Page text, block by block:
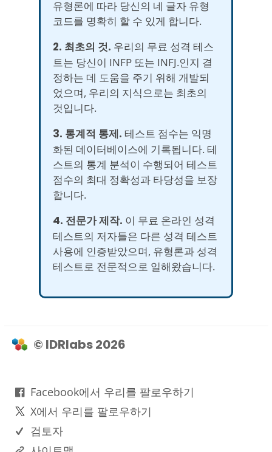
유형론에 따라 당신의 네 글자 유형
코드를 명확히 할 수 있게 합니다.
2. 최초의 것. 우리의 무료 성격 테스
트는 당신이 INFP 또는 INFJ.인지 결
정하는 데 도움을 주기 위해 개발되
었으며, 우리의 지식으로는 최초의
것입니다.
3. 통계적 통제. 테스트 점수는 익명
화된 데이터베이스에 기록됩니다. 테
스트의 통계 분석이 수행되어 테스트
점수의 최대 정확성과 타당성을 보장
합니다.
4. 전문가 제작. 이 무료 온라인 성격
테스트의 저자들은 다른 성격 테스트
사용에 인증받았으며, 유형론과 성격
테스트로 전문적으로 일해왔습니다.
© IDRlabs 2026
Facebook에서 우리를 팔로우하기
X에서 우리를 팔로우하기
검토자